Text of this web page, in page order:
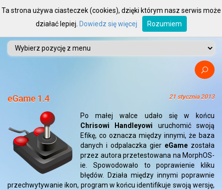
eGame 1.4 21 stycznia 2013
Po małej walce udało się w końcu
Chrisowi Handleyowi uruchomić swoją
Efikę, co oznacza między innymi, że baza
danych i odpalaczka gier eGame została
przez autora przetestowana na MorphOS-
ie. Spowodowało to poprawienie kliku
błędów. Działa między innymi poprawnie
przechwytywanie ikon, program w końcu identifikuje swoją wersję,
Ta strona używa ciasteczek (cookies), dzięki którym nasz serwis może
działać lepiej. Dowiedz się więcej Rozumiem